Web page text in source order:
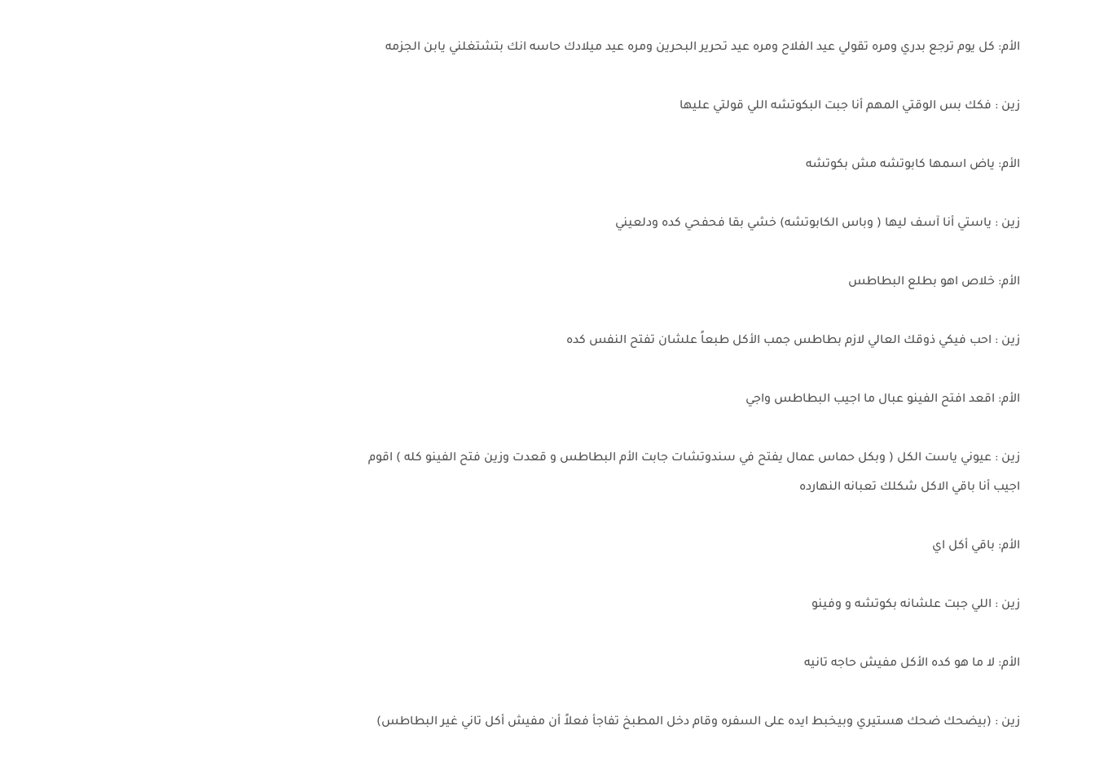
الأم: كل يوم ترجع بدري ومره تقولي عيد الفلاح ومره عيد تحرير البحرين ومره عيد ميلادك حاسه انك بتشتغلني يابن الجزمه
زين : فكك بس الوقتي المهم أنا جبت البكوتشه اللي قولتي عليها
الأم: ياض اسمها كابوتشه مش بكوتشه
زين : ياستي أنا آسف ليها ( وباس الكابوتشه) خشي بقا فحفحي كده ودلعيني
الأم: خلاص اهو بطلع البطاطس
زين : احب فيكي ذوقك العالي لازم بطاطس جمب الأكل طبعاً علشان تفتح النفس كده
الأم: اقعد افتح الفينو عبال ما اجيب البطاطس واجي
زين : عيوني ياست الكل ( وبكل حماس عمال يفتح في سندوتشات جابت الأم البطاطس و قعدت وزين فتح الفينو كله ) اقوم
اجيب أنا باقي الاكل شكلك تعبانه النهارده
الأم: باقي أكل اي
زين : اللي جبت علشانه بكوتشه و وفينو
الأم: لا ما هو كده الأكل مفيش حاجه تانيه
زين : (بيضحك ضحك هستيري وبيخبط ايده على السفره وقام دخل المطبخ تفاجأ فعلاً أن مفيش أكل تاني غير البطاطس)